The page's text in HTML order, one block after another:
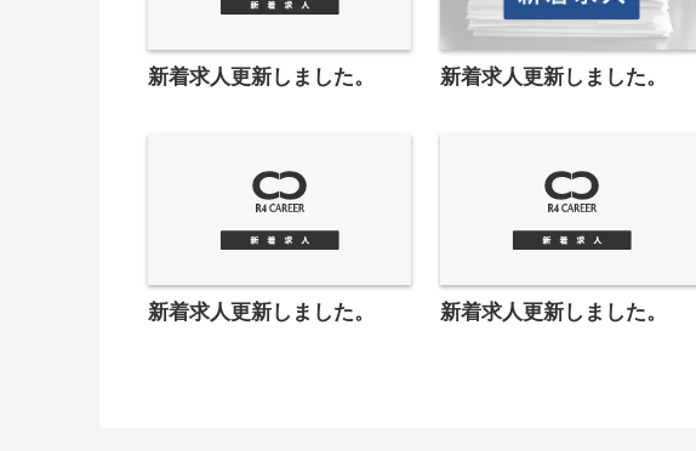
新着求人更新しました。 新着求人更新しました。
新着求人更新しました。 新着求人更新しました。